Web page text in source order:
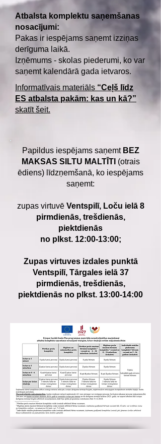
Atbalsta komplektu saņemšanas
nosacījumi:
Pakas ir iespējams saņemt izziņas
derīguma laikā.
Izņēmums - skolas piederumi, ko var
saņemt kalendārā gada ietvaros.
Informatīvais materiāls “Ceļš līdz
ES atbalsta pakām: kas un kā?”
skatīt šeit.
Papildus iespējams saņemtBEZ
MAKSAS SILTU MALTĪTI (otrais
ēdiens) līdzņemšanā, ko iespējams
saņemt:
zupas virtuvē Ventspilī, Loču ielā 8
pirmdienās, trešdienās,
piektdienās
no plkst. 12:00-13:00;
Zupasvirtuves izdales punktā
Ventspilī, Tārgales ielā 37
pirmdienās, trešdienās,
piektdienās no plkst. 13:00-14:00